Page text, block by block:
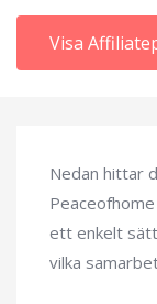
Visa
Nedan hittar
ett enkelt
vilka